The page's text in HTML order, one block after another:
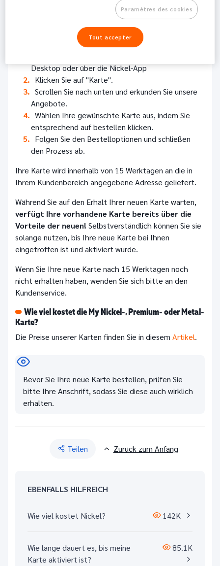
Wenn Sie bereits ein Nickel-Konto besitzen:
Desktop oder über die Nickel-App
Klicken Sie auf "Karte".
Scrollen Sie nach unten und erkunden Sie unsere
Angebote.
Wählen Ihre gewünschte Karte aus, indem Sie
entsprechend auf bestellen klicken.
Folgen Sie den Bestelloptionen und schließen
den Prozess ab.
Ihre Karte wird innerhalb von 15 Werktagen an die in
Ihrem Kundenbereich angegebene Adresse geliefert.
Während Sie auf den Erhalt Ihrer neuen Karte warten,
verfügt Ihre vorhandene Karte bereits über die
Vorteile der neuen! Selbstverständlich können Sie sie
solange nutzen, bis Ihre neue Karte bei Ihnen
eingetroffen ist und aktiviert wurde.
Wenn Sie Ihre neue Karte nach 15 Werktagen noch
nicht erhalten haben, wenden Sie sich bitte an den
Kundenservice.
Wie viel kostet die My Nickel-, Premium- oder Metal-
Karte?
Die Preise unserer Karten finden Sie in diesem Artikel.
Bevor Sie Ihre neue Karte bestellen, prüfen Sie
bitte Ihre Anschrift, sodass Sie diese auch wirklich
erhalten.
Teilen Zurück zum Anfang
EBENFALLS HILFREICH
Wie viel kostet Nickel? 142K
Wie lange dauert es, bis meine
Karte aktiviert ist?
85.1K
Paramètres des cookies
Tout accepter